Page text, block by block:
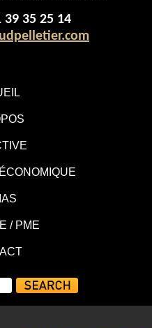
/ PME
39 35 25 14